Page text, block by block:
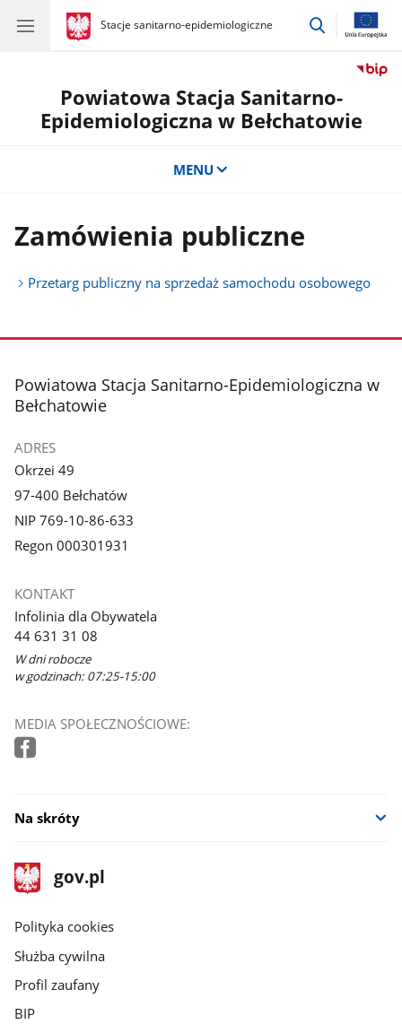
gov.pl
Stacje sanitarno-epidemiologiczne
gov.pl
Stacje
przejdź
Powiatowa Stacja Sanitarno-
Epidemiologiczna w Bełchatowie
MENU
Zamówienia publiczne
Przetarg publiczny na sprzedaż samochodu osobowego
stopka
Powiatowa Stacja Sanitarno-Epidemiologiczna w
Bełchatowie
ADRES
Okrzei 49
97-400 Bełchatów
NIP 769-10-86-633
Regon 000301931
KONTAKT
Infolinia dla Obywatela
44 631 31 08
W dni robocze
w godzinach: 07:25-15:00
MEDIA SPOŁECZNOŚCIOWE:
Na skróty
stopka
gov.pl
Strona
gov.pl
gov.pl
Polityka cookies
Służba cywilna
Profil zaufany
BIP